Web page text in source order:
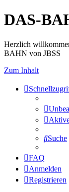
DAS-
Herzlich
BAHN von JBSS
Zum Inhalt
Suche
FAQ
Anmelden
Registrieren